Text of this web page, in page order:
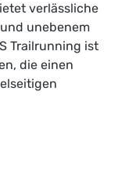
verlässliche
unebenem
Trailrunning ist
die einen